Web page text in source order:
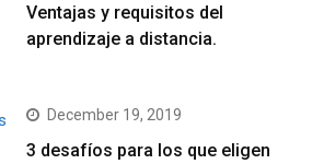
Ventajas y requisitos del
aprendizaje a distancia.
December 19, 2019
3 desafíos para los que eligen